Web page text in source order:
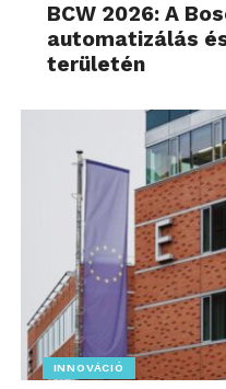
BCW 2026: A
automatizálás
területén
INNOVÁCIÓ